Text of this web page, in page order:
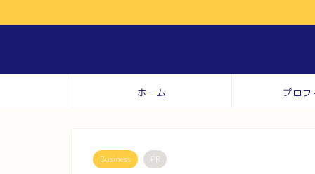
ホーム プロフ
Business PR